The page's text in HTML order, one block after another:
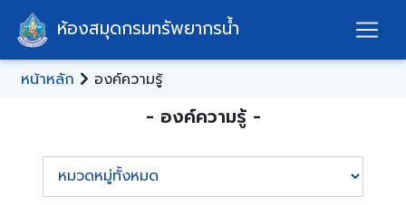
ห้องสมุดกรมทรัพยากรน้ำ
หน้าหลัก องค์ความรู้
- องค์ความรู้ -